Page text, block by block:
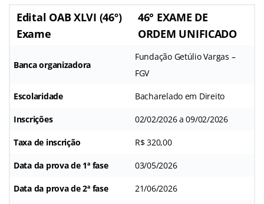
Edital OAB XLVI (46º)
Exame
46° EXAME DE
ORDEM UNIFICADO
Banca organizadora
Fundação Getúlio Vargas –
FGV
Escolaridade Bacharelado em Direito
Inscrições 02/02/2026 a 09/02/2026
Taxa de inscrição R$ 320,00
Data da prova de 1ª fase 03/05/2026
Data da prova de 2ª fase 21/06/2026